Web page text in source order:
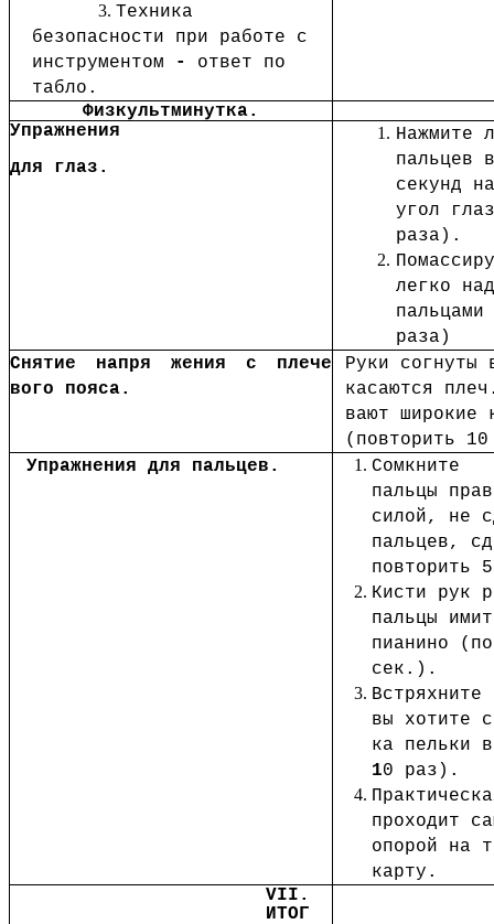
Техника
безопасности при работе с
инструментом
- ответ по
табло.
Физкультминутка.
Упражнения
для глаз.
Нажмите
пальцев
секунд
угол
раза).
легко
раза)
Снятие напря жения с плече
вого пояса.
Руки согнуты
касаются
вают широкие
(повторить
Упражнения для пальцев.
пальцы
силой, не
пальцев,
повторить
Кисти рук
пальцы
пианино
сек.).
вы хотите
ка пельки
10 раз).
проходит
опорой на
карту.
VII.
ИТОГ